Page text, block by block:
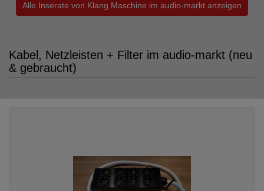
Alle Inserate von Klang Maschine im audio-markt anzeigen
Kabel, Netzleisten + Filter im audio-markt (neu
& gebraucht)